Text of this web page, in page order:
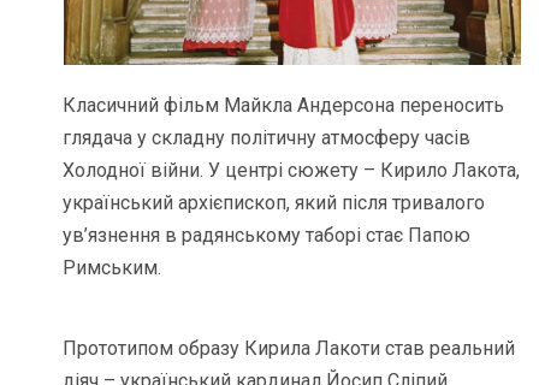
Класичний фільм Майкла Андерсона переносить
глядача у складну політичну атмосферу часів
Холодної війни. У центрі сюжету – Кирило Лакота,
український архієпископ, який після тривалого
ув’язнення в радянському таборі стає Папою
Римським.
Прототипом образу Кирила Лакоти став реальний